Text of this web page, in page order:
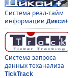
Система реал-тайм
информации Дикси+
Система запроса
данных теханализа
TickTrack